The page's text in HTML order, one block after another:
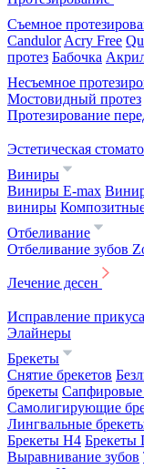
Съемное
Candulor Acry Free
протез Бабочка
Несъемное
Мостовидный протез
Протезирование
Эстетическая
Виниры
Виниры E-max
виниры
Отбеливание
Отбеливание зубов
Лечение десен
Исправление прикуса
Элайнеры
Брекеты
Снятие брекетов
брекеты Сапфировые
Самолигирующие
Лингвальные
Брекеты H4 Брекеты
Выравнивание зубов